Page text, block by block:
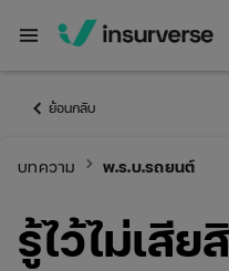
menu
keyboard_arrow_left ย้อนกลับ
บทความ keyboard_arrow_right พ.ร.บ.รถยนต์
รู้ไว้ไม่เสีย